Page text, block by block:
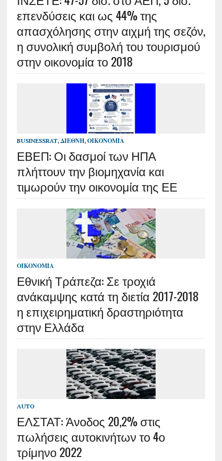
επενδύσεις και ως 44% της
απασχόλησης στην αιχμή της σεζόν,
η συνολική συμβολή του τουρισμού
στην οικονομία το 2018
BUSINESSRAT,ΔΙΕΘΝΉ, ΟΙΚΟΝΟΜΊΑ
ΕΒΕΠ: Οι δασμοί των ΗΠΑ
πλήττουν την βιομηχανία και
τιμωρούν την οικονομία της ΕΕ
ΟΙΚΟΝΟΜΊΑ
Εθνική Τράπεζα: Σε τροχιά
ανάκαμψης κατά τη διετία 2017-2018
η επιχειρηματική δραστηριότητα
στην Ελλάδα
AUTO
ΕΛΣΤΑΤ: Άνοδος 20,2% στις
πωλήσεις αυτοκινήτων το 4ο
τρίμηνο 2022